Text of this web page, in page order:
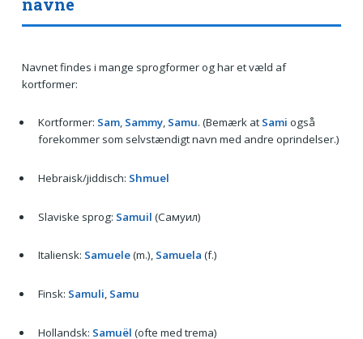
Navnet findes i mange sprogformer og har et væld af
kortformer:
Kortformer: Sam, Sammy, Samu. (Bemærk at Sami også
forekommer som selvstændigt navn med andre oprindelser.)
Hebraisk/jiddisch: Shmuel
Slaviske sprog: Samuil (Самуил)
Italiensk: Samuele(m.), Samuela (f.)
Finsk: Samuli, Samu
Hollandsk: Samuël (ofte med trema)